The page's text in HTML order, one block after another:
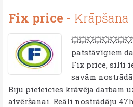
Fix price - Krāpšana
patstāvīgiem
Fix price, silti
savām
Biju pieteicies krāvēja darbam
atvēršanai. Reāli nostrādāju